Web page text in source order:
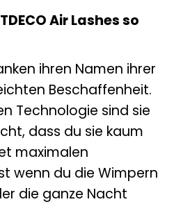
Air Lashes so
ihren Namen ihrer
Beschaffenheit.
Technologie sind sie
dass du sie kaum
maximalen
wenn du die Wimpern
die ganze Nacht